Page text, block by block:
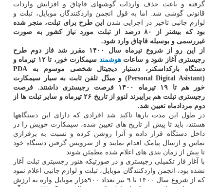
گرفته و باعث حذف واردات گوشیهای قاچاق و افزایش واردات
قانونی گوشی شد. اما به قول انجمن واردکنندگان موبایل، تبلت و
لوازم جانبی تاخیر در اجرایی شدن
این طرح برای تبلت، منجر شده
بود که بیشتر از ۸۰ درصد از تبلت مورد نیاز کشور به صورت
غیررسمی و بوسیله قاچاق وارد شود.
از این رو از شروع تیرماه سال ۱۴۰۰ مقرر شد فاز دوم طرح
رجیستری آغاز شود و ساعاتهوشمند
سیمکارت خور، تا ۱۲ تیرماه و
دستگاه بارکداسکنر، دستیار دیجیتال شخصی موسوم به PDA
(Personal Digital Asistant) و مبدّل تلفن ثابت به سیار سیمکارت
خور هم تا ۱۹ تیرماه ۱۴۰۰ فرصت رجیستری داشتند. فرصت
رجیستری تبلت هم برایبرند لنوو از تاریخ ۲۶ تیرماه و سایر تبلت ها از
دوم مردادماه تعیین شد.
در طول این مدت بارها تاکید شد افرادی که دارای این دستگاهها
هستند، باید تا پیش از تاریخ های تعیین شده، سیمکارت خویش را در
داخل دستگاه قرار داده و آنرا روشن کرده و نسبت به برقراری
تماس و ارسال پیامک اقدام نمایند و از سرویس گرفتن دستگاه خود
تا پیش از زمان بندی های اعلام شده مطمئن شوند
با آغاز فاز تکمیلی رجیستری و در صورتیکه هنوز رجسیتری تبلت آغاز
نشده بود، انجمن واردکنندگان موبایل، تبلت و لوازم جانبی اعلام نمود
که از شروع سال ۱۴۰۰ تا ۹ تیر تعداد ۹۰۰هزار موبایل واره به ارزش